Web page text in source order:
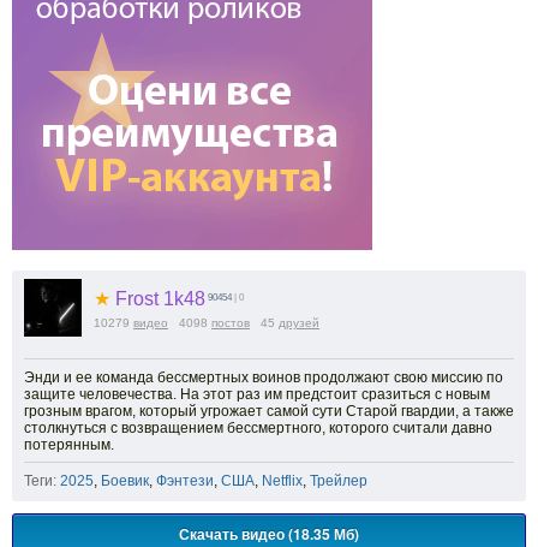
★ Frost 1k48 90454 | 0
10279 видео 4098 постов 45 друзей
Энди и ее команда бессмертных воинов продолжают свою миссию по
защите человечества. На этот раз им предстоит сразиться с новым
грозным врагом, который угрожает самой сути Старой гвардии, а также
столкнуться с возвращением бессмертного, которого считали давно
потерянным.
Теги: 2025, Боевик, Фэнтези, США, Netflix, Трейлер
Скачать видео (18.35 Мб)